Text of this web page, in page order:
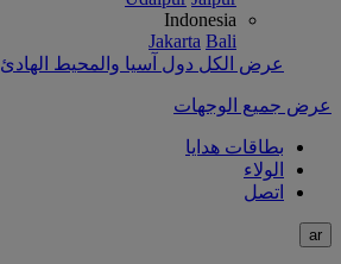
Indonesia
Jakarta Bali
عرض الكل دول آسيا والمحيط الهادئ
عرض جميع الوجهات
بطاقات هدايا
الولاء
اتصل
ar